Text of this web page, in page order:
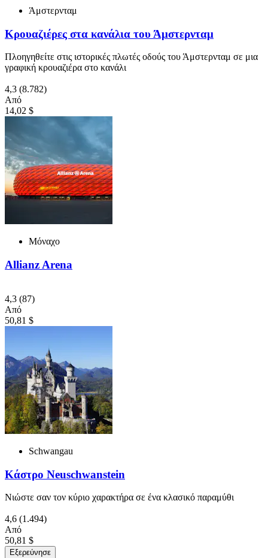
Άμστερνταμ
Κρουαζιέρες στα κανάλια του Άμστερνταμ
Πλοηγηθείτε στις ιστορικές πλωτές οδούς του Άμστερνταμ σε μια
γραφική κρουαζιέρα στο κανάλι
4,3 (8.782)
Από
14,02 $
Μόναχο
Allianz Arena
4,3 (87)
Από
50,81 $
Schwangau
Κάστρο Neuschwanstein
Νιώστε σαν τον κύριο χαρακτήρα σε ένα κλασικό παραμύθι
4,6 (1.494)
Από
50,81 $
Εξερεύνησε